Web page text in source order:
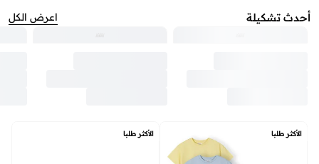
أحدث تشكيلة اعرض الكل
الأكثر طلبا الأكثر طلبا